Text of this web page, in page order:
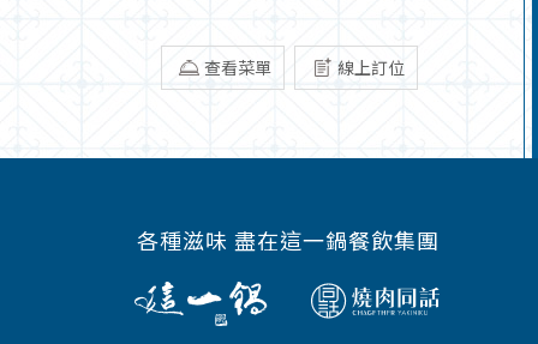
查看菜單 線上訂位
各種滋味 盡在這一鍋餐飲集團